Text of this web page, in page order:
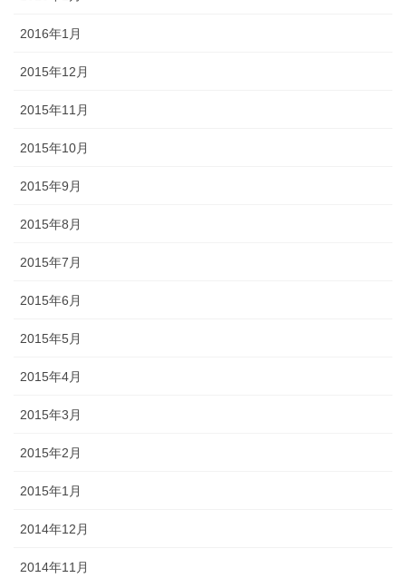
2016年1月
2015年12月
2015年11月
2015年10月
2015年9月
2015年8月
2015年7月
2015年6月
2015年5月
2015年4月
2015年3月
2015年2月
2015年1月
2014年12月
2014年11月